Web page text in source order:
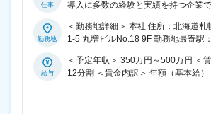
導入に多数の経験と実績を持つ企業
を構築。小規模プロジェクト運営に
■仕事内容： クラウドベンダーとし
活用した業務コンサルティングや導
ドユーザー様と直接接点を取り、業
＜勤務地詳細＞ 本社 住所：北海道
1-5 丸増ビルNo.18 9F 勤務地最寄駅
＜予定年収＞ 350万円～500万円 ＜賃金形態＞ 年俸制
12分割 ＜賃金内訳＞ 年額（基本給）：3,500,000円～
割） ＜昇給有無＞ 有 ＜残業手当＞ 有 ＜給与補足＞ ※給